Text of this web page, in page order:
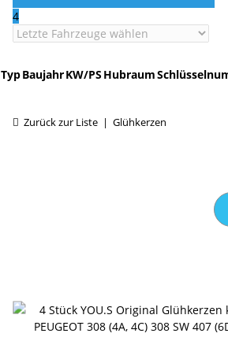
4
TypBaujahrKW/PS Hubraum
Zurück zur Liste Glühkerzen